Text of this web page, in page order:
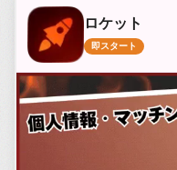
ロケット
即スタート